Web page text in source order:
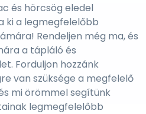
és hörcsög eledel
ki a legmegfelelőbb
Rendeljen még ma, és
a tápláló és
Forduljon hozzánk
van szüksége a megfelelő
mi örömmel segítünk
legmegfelelőbb